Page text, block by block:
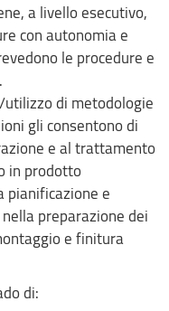
a livello esecutivo,
con autonomia e
le procedure e
di metodologie
gli consentono di
e al trattamento
in prodotto
pianificazione e
preparazione dei
e finitura
di: